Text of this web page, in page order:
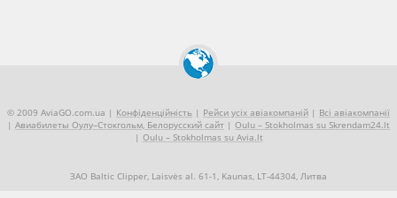
© 2009 AviaGO.com.ua | Конфіденційність | Рейси усіх авіакомпаній | Всі авіакомпанії
| Авиабилеты Оулу–Стокгольм, Белорусский сайт | Oulu – Stokholmas su Skrendam24.lt
| Oulu – Stokholmas su Avia.lt
ЗАО Baltic Clipper, Laisvės al. 61-1, Kaunas, LT-44304, Литва